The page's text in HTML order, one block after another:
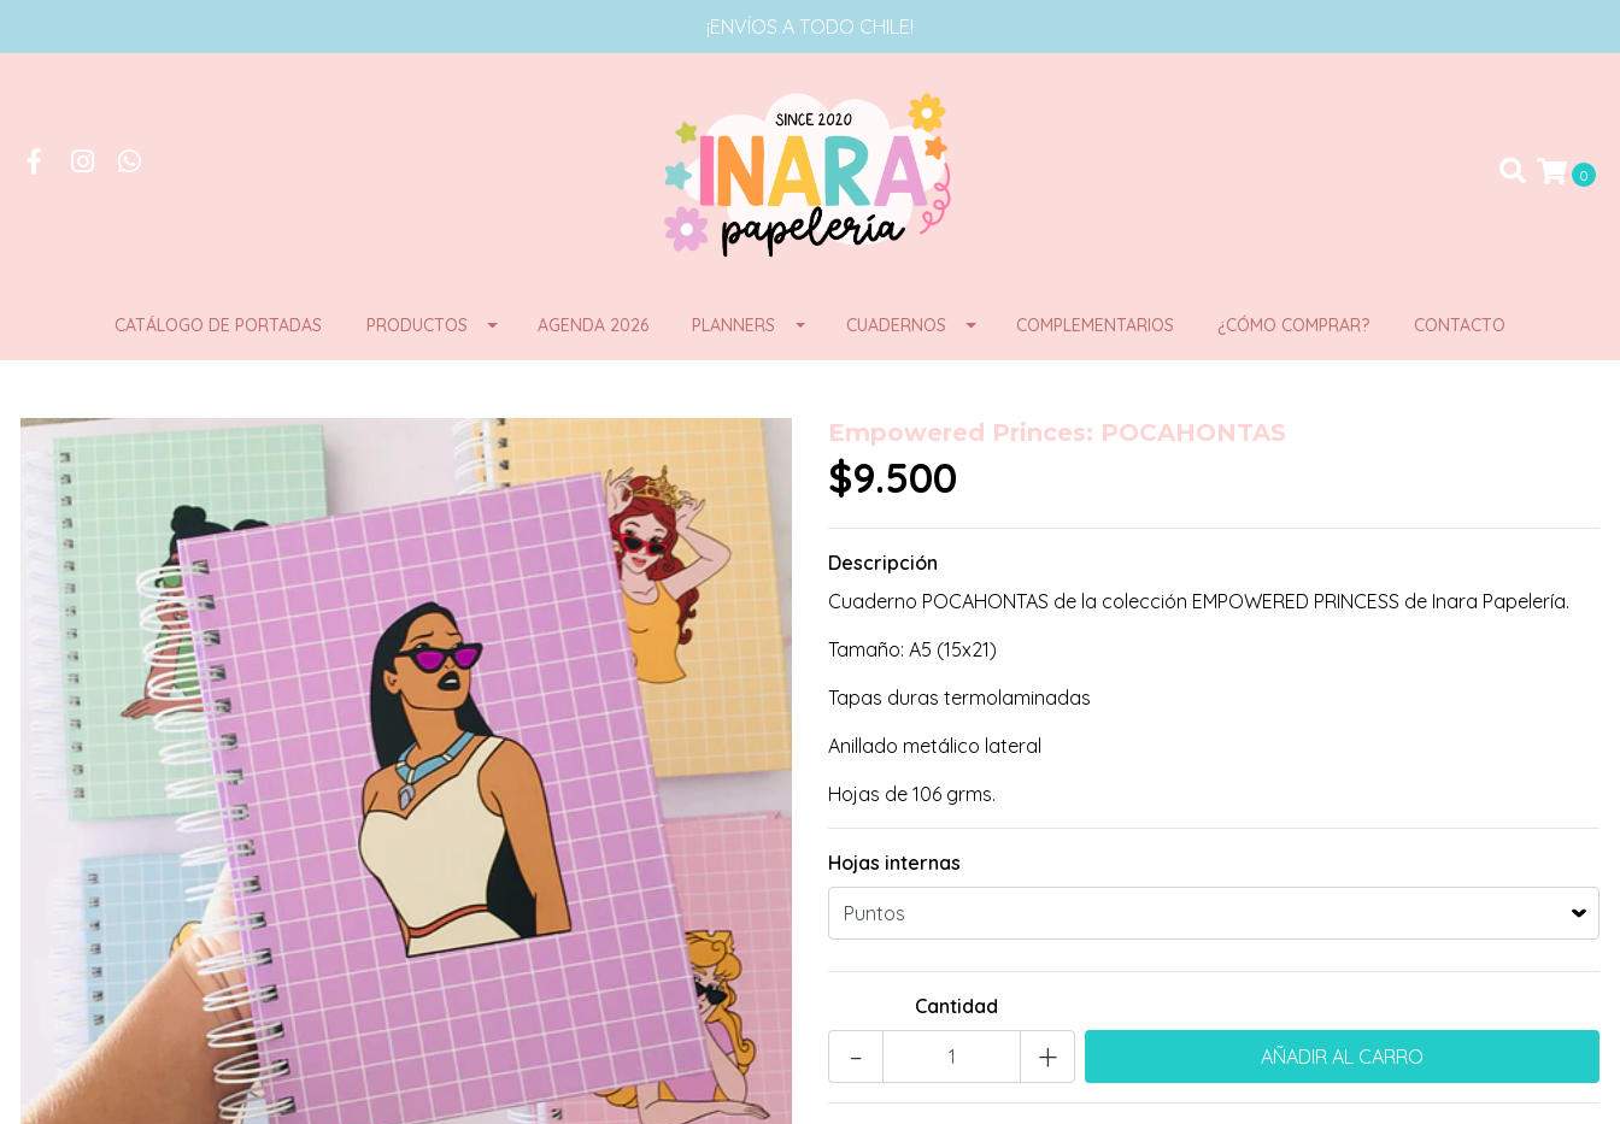
¡ENVÍOS A TODO CHILE!
0
CATÁLOGO DE PORTADAS PRODUCTOS AGENDA 2026 PLANNERS CUADERNOS COMPLEMENTARIOS ¿CÓMO COMPRAR? CONTACTO
Empowered Princes: POCAHONTAS
$9.500
Descripción
Cuaderno POCAHONTAS de la colección EMPOWERED PRINCESS de Inara Papelería.
Tamaño: A5 (15x21)
Tapas duras termolaminadas
Anillado metálico lateral
Hojas de 106 grms.
Hojas internas
Cantidad
+
-